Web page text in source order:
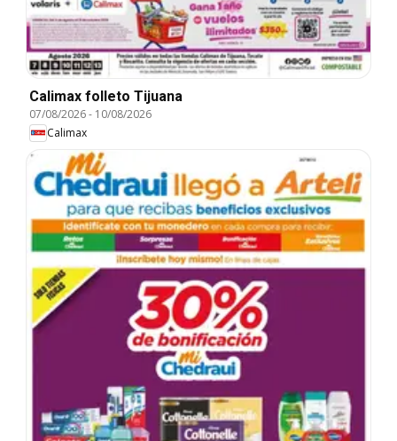
Calimax folleto Tijuana
07/08/2026- 10/08/2026
Calimax